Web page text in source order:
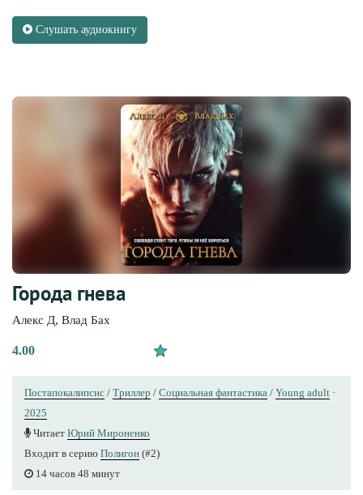
Слушать аудиокнигу
Города гнева
Алекс Д, Влад Бах
4.00
Постапокалипсис / Триллер / Социальная фантастика / Young adult ·
2025
Читает Юрий Мироненко
Входит в серию Полигон (#2)
14 часов 48 минут